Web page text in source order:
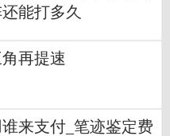
能打多久
再提速
来支付_笔迹鉴定费